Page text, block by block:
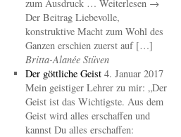
zum Ausdruck … Weiterlesen →
Der Beitrag Liebevolle,
konstruktive Macht zum Wohl des
Ganzen erschien zuerst auf […]
Britta-Alanée Stüven
Der göttliche Geist 4. Januar 2017
Mein geistiger Lehrer zu mir: „Der
Geist ist das Wichtigste. Aus dem
Geist wird alles erschaffen und
kannst Du alles erschaffen: